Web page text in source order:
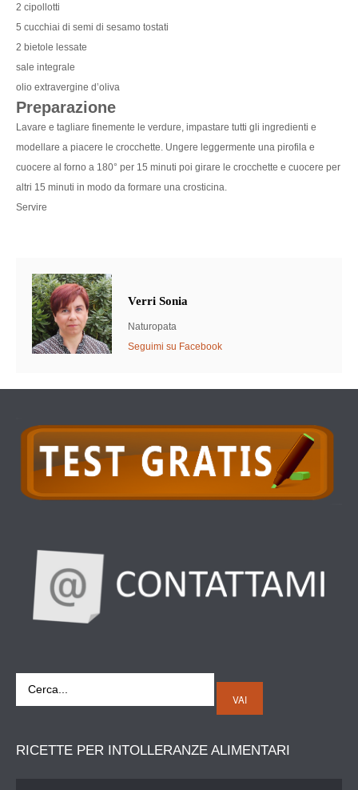
2 cipollotti
5 cucchiai di semi di sesamo tostati
2 bietole lessate
sale integrale
olio extravergine d’oliva
Preparazione
Lavare e tagliare finemente le verdure, impastare tutti gli ingredienti e
modellare a piacere le crocchette. Ungere leggermente una pirofila e
cuocere al forno a 180° per 15 minuti poi girare le crocchette e cuocere per
altri 15 minuti in modo da formare una crosticina.
Servire
Verri Sonia
Naturopata
Seguimi su Facebook
VAI
RICETTE PER INTOLLERANZE ALIMENTARI